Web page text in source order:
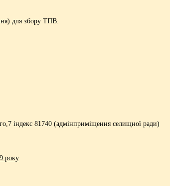
для збору ТПВ.
індекс 81740 (адмінприміщення селищної ради)
року